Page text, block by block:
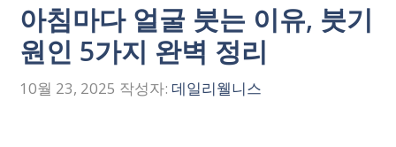
아침마다 얼굴 붓는 이유, 붓기
원인 5가지 완벽 정리
10월 23, 2025 작성자: 데일리웰니스